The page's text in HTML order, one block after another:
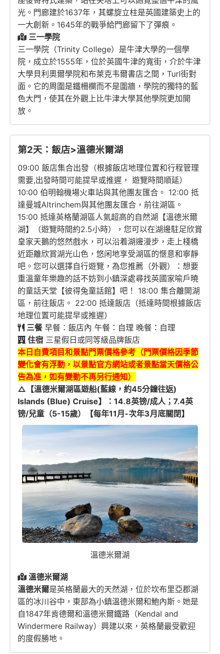
光。門廊建於1637年，其螺旋立柱是英國建築史上的
一大創新。1645年的戰爭給門廊留下了彈痕。
三一學院
三一學院（Trinity College）是牛津大學的一個學
院，成立於1555年，位於英國牛津的寬街，介於牛津
大學貝利奧爾學院和布萊克韦爾書店之間，Turl街對
面。它的周圍是鐵柵欄而不是圍牆，學院的獨特的藍
色大門，使其在外觀上比牛津大學其他學院更加開
放。
第2天：飯店>溫德米爾湖
09:00 飯店集合出發（根據飯店地理位置和行程管理
需要,出發時間可能提早或推遲， 遊覽時間順延）
10:00 伯明翰機場火車站與其他團友匯合。 12:00 抵
達曼城Altrinchem與其他團友匯合，前往湖區。
15:00 抵達英格蘭湖區人氣超高的自然湖【溫德米爾
湖】（遊覽時間約2.5小時），您可以在湖邊駐足欣賞
皇家天鵝的悠然戲水，可以沿着湖邊漫步，走上棧橋
近距離欣賞湖光山色，悠闲地享受湖區的愜意和寧靜
吧。您可以選擇自行遊覽，為您推薦（外觀）：想要
重溫童年樂趣的話不妨到小鎮深處尋找英國家喻戶曉
的童話天堂【彼得兔童話館】吧！ 18:00 集合離開湖
區，前往飯店。 22:00 抵達飯店（抵達時間根據飯店
地理位置可能提早或推遲）
三餐早餐：飯店內 午餐：自理 晚餐：自理
住宿 三星假日或同等級品牌飯店
本日自費項目和景點門票價格參考（門票價格因季節
變化會有浮動，以景點官方網站或者景點當天價格公
告為准， 如有變動不再另行通知）
△【溫德米爾湖區遊船(藍線，約45分鐘往返)
Islands (Blue) Cruise】：14.8英镑/成人；7.4英
镑/兒童（5-15歲）【每年11月-次年3月底關閉】
溫德米爾湖
溫德米爾湖
溫德米爾是英格蘭最大的天然湖，位於坎布里亞郡湖
區的冰川谷中，東部為小鎮溫德米爾和鮑內斯。她是
自1847年肯德爾和溫德米爾鐵路（Kendal and
Windermere Railway）興建以來，英格蘭最受歡迎
的度假勝地。